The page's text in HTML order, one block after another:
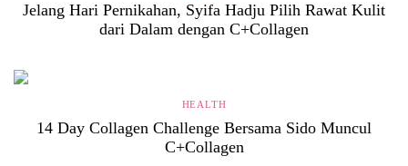
Jelang Hari Pernikahan, Syifa Hadju Pilih Rawat Kulit
dari Dalam dengan C+Collagen
HEALTH
14 Day Collagen Challenge Bersama Sido Muncul
C+Collagen